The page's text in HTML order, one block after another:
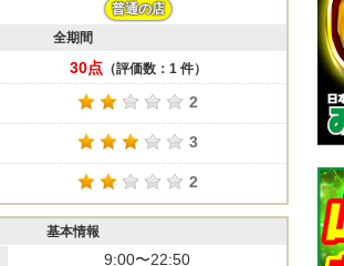
普通の店
全期間
30点 （評価数：1 件）
2
3
2
基本情報
9:00〜22:50